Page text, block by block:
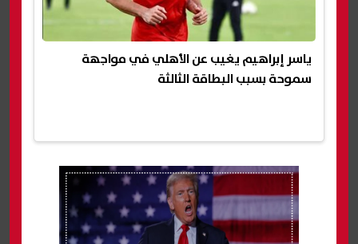
ياسر إبراهيم يغيب عن الأهلي في مواجهة
سموحة بسبب البطاقة الثالثة